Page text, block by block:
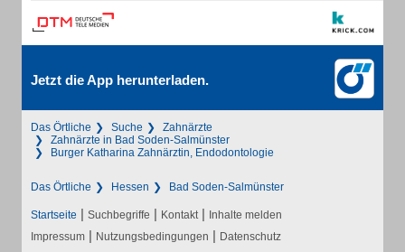
Jetzt die App herunterladen.
Das Örtliche Suche
Zahnärzte
Zahnärzte in Bad Soden-Salmünster
Burger Katharina Zahnärztin, Endodontologie
Das Örtliche Hessen Bad Soden-Salmünster
Startseite | Suchbegriffe | Kontakt | Inhalte melden
Impressum | Nutzungsbedingungen | Datenschutz